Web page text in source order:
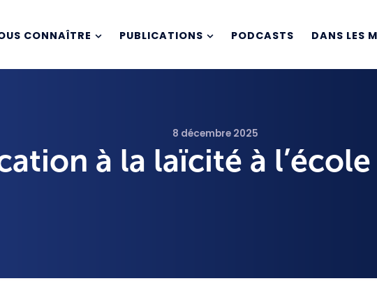
CONNAÎTRE PUBLICATIONS PODCASTS DANS LES
8 décembre 2025
à la laïcité à l’école